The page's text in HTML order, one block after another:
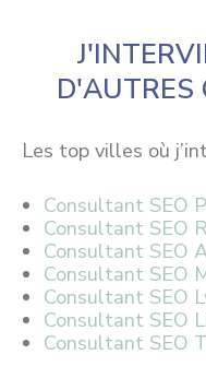
D'AUTRES
Les top villes où
Consultant SEO
Consultant SEO
Consultant SEO
Consultant SEO
Consultant SEO
Consultant SEO
Consultant SEO